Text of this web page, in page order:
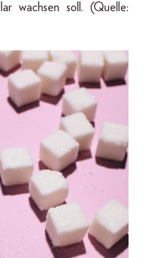
wachsen soll. (Quelle: